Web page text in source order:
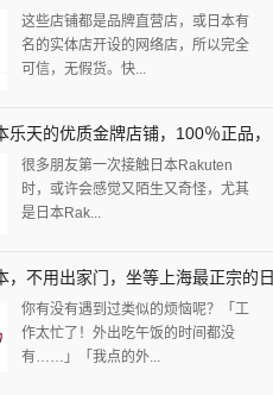
手！
这些店铺都是品牌直营店，或日本有
名的实体店开设的网络店，所以完全
可信，无假货。快...
乐天的优质金牌店铺，100％正品，
！！！
很多朋友第一次接触日本Rakuten
时，或许会感觉又陌生又奇怪，尤其
是日本Rak...
，不用出家门，坐等上海最正宗的日
门来！
你有没有遇到过类似的烦恼呢？「工
作太忙了！外出吃午饭的时间都没
有……」「我点的外...